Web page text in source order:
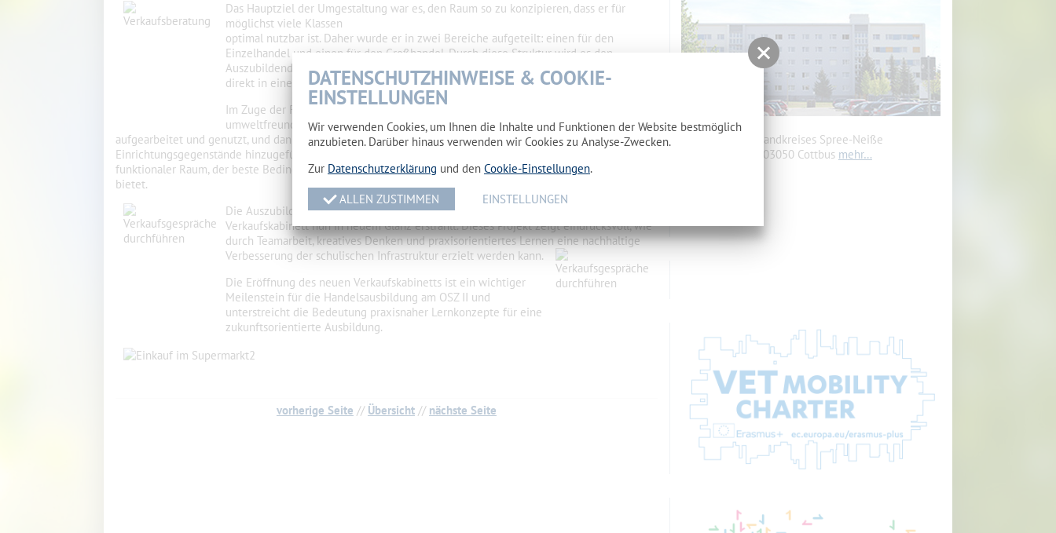
Das Hauptziel der Umgestaltung war es, den Raum so zu konzipieren, dass er für
möglichst viele Klassen
optimal nutzbar ist. Daher wurde er in zwei Bereiche aufgeteilt: einen für den
Einzelhandel und einen für den Großhandel. Durch diese Struktur wird es den
Auszubildenden ermöglicht, praxisnah zu lernen und ihre erworbenen Kenntnisse
direkt in einer realitätsnahen Umgebung anzuwenden.
Im Zuge der Renovierung wurden mit geringem Aufwand
umweltfreundlich und nachhaltig bestehende Materialien
aufgearbeitet und genutzt, und dank großzügiger Sachspenden konnten neue
Einrichtungsgegenstände hinzugefügt werden. Das Ergebnis ist ein moderner und
funktionaler Raum, der beste Bedingungen für die Ausbildung im Bereich Handel
bietet.
Die Auszubildenden sind stolz auf ihr Gemeinschaftsprojekt und freuen sich, dass ihr
Verkaufskabinett nun in neuem Glanz erstrahlt. Dieses Projekt zeigt eindrucksvoll, wie
durch Teamarbeit, kreatives Denken und praxisorientiertes Lernen eine nachhaltige
Verbesserung der schulischen Infrastruktur erzielt werden kann.
Die Eröffnung des neuen Verkaufskabinetts ist ein wichtiger
Meilenstein für die Handelsausbildung am OSZ II und
unterstreicht die Bedeutung praxisnaher Lernkonzepte für eine
zukunftsorientierte Ausbildung.
vorherige Seite // Übersicht// nächste Seite
Wohnheim des Landkreises Spree-Neiße
Makarenkostr. 5, 03050 Cottbus mehr…
DATENSCHUTZHINWEISE & COOKIE-
EINSTELLUNGEN
Wir verwenden Cookies, um Ihnen die Inhalte und Funktionen der Website bestmöglich
anzubieten. Darüber hinaus verwenden wir Cookies zu Analyse-Zwecken.
Zur Datenschutzerklärung und den Cookie-Einstellungen.
ALLEN ZUSTIMMEN EINSTELLUNGEN